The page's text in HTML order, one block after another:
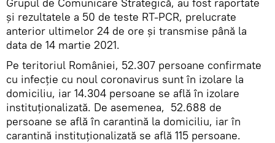
și rezultatele a 50 de teste RT-PCR, prelucrate
anterior ultimelor 24 de ore și transmise până la
data de 14 martie 2021.
Pe teritoriul României, 52.307 persoane confirmate
cu infecție cu noul coronavirus sunt în izolare la
domiciliu, iar 14.304 persoane se află în izolare
instituționalizată. De asemenea, 52.688 de
persoane se află în carantină la domiciliu, iar în
carantină instituționalizată se află 115 persoane.